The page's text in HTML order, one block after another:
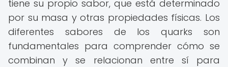
tiene su propio sabor, que está determinado
por su masa y otras propiedades físicas. Los
diferentes sabores de los quarks son
fundamentales para comprender cómo se
combinan y se relacionan entre sí para